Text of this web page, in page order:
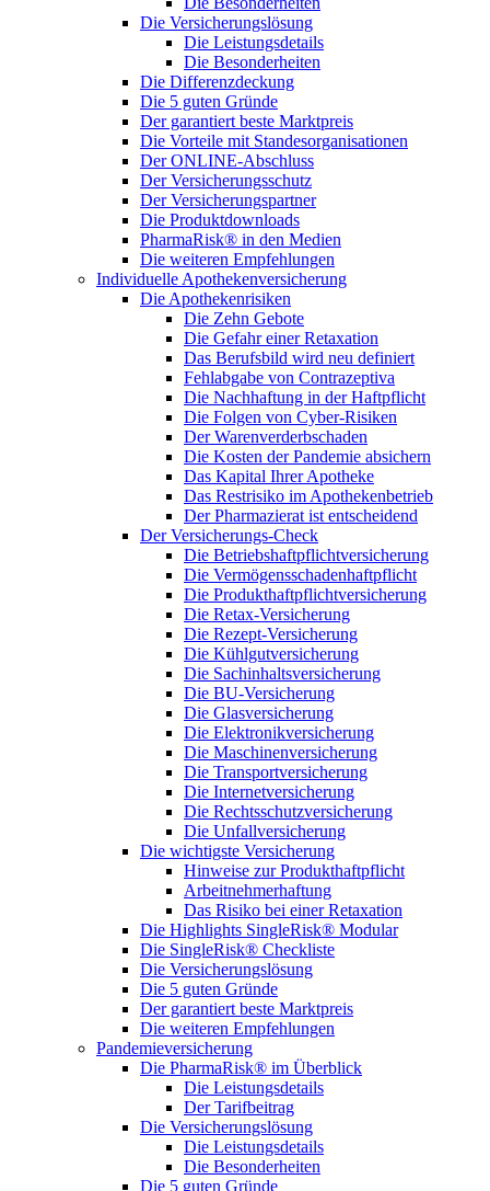
Die Versicherungslösung
Die Leistungsdetails
Die Besonderheiten
Die Differenzdeckung
Die 5 guten Gründe
Der garantiert beste Marktpreis
Die Vorteile mit Standesorganisationen
Der ONLINE-Abschluss
Der Versicherungsschutz
Der Versicherungspartner
Die Produktdownloads
PharmaRisk® in den Medien
Die weiteren Empfehlungen
Individuelle Apothekenversicherung
Die Apothekenrisiken
Die Zehn Gebote
Die Gefahr einer Retaxation
Das Berufsbild wird neu definiert
Fehlabgabe von Contrazeptiva
Die Nachhaftung in der Haftpflicht
Die Folgen von Cyber-Risiken
Der Warenverderbschaden
Die Kosten der Pandemie absichern
Das Kapital Ihrer Apotheke
Das Restrisiko im Apothekenbetrieb
Der Pharmazierat ist entscheidend
Der Versicherungs-Check
Die Betriebshaftpflichtversicherung
Die Vermögensschadenhaftpflicht
Die Produkthaftpflichtversicherung
Die Retax-Versicherung
Die Rezept-Versicherung
Die Kühlgutversicherung
Die Sachinhaltsversicherung
Die BU-Versicherung
Die Glasversicherung
Die Elektronikversicherung
Die Maschinenversicherung
Die Transportversicherung
Die Internetversicherung
Die Rechtsschutzversicherung
Die Unfallversicherung
Die wichtigste Versicherung
Hinweise zur Produkthaftpflicht
Arbeitnehmerhaftung
Das Risiko bei einer Retaxation
Die Highlights SingleRisk® Modular
Die SingleRisk® Checkliste
Die Versicherungslösung
Die 5 guten Gründe
Der garantiert beste Marktpreis
Die weiteren Empfehlungen
Pandemieversicherung
Die PharmaRisk® im Überblick
Die Leistungsdetails
Der Tarifbeitrag
Die Versicherungslösung
Die Leistungsdetails
Die Besonderheiten
Die 5 guten Gründe